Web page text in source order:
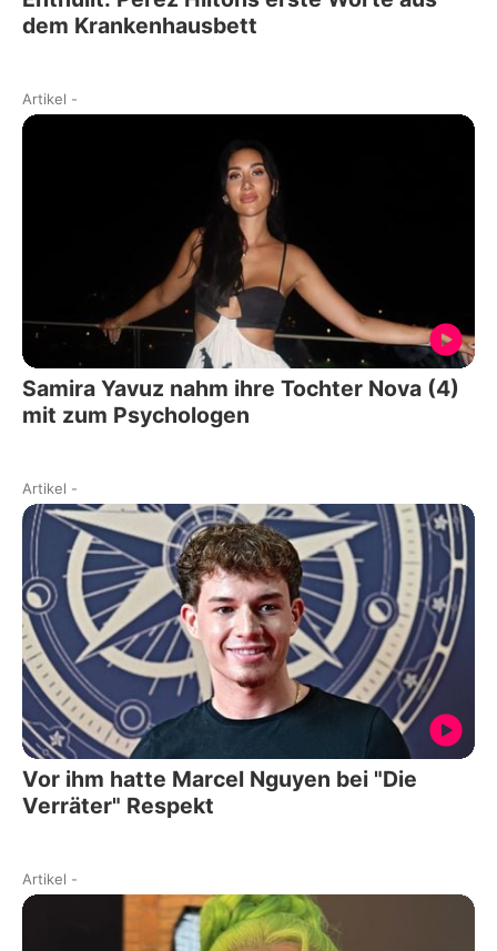
dem Krankenhausbett
Artikel -
Samira Yavuz nahm ihre Tochter Nova (4)
mit zum Psychologen
Artikel -
Vor ihm hatte Marcel Nguyen bei "Die
Verräter" Respekt
Artikel -